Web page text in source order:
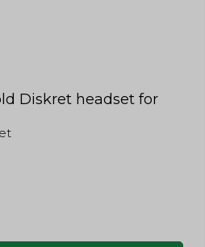
Diskret headset for